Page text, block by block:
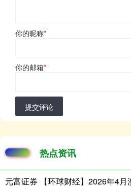
你的昵称*
你的邮箱*
提交评论
热点资讯